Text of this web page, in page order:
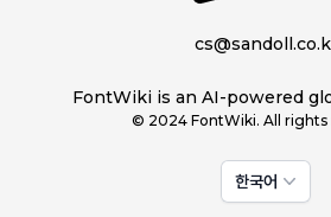
FontWiki is an AI-powered
© 2024 FontWiki. All rights
한국어